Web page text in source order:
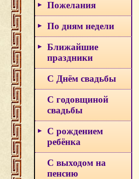
Пожелания
По дням недели
Ближайшие
праздники
С Днём свадьбы
С годовщиной
свадьбы
С рождением
ребёнка
С выходом на
пенсию